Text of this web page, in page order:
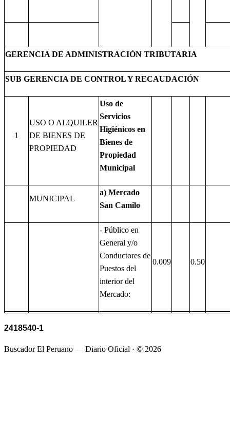
GERENCIA DE ADMINISTRACIÓN TRIBUTARIA
SUB GERENCIA DE CONTROL Y RECAUDACIÓN
1
USO O ALQUILER
DE BIENES DE
PROPIEDAD
Uso de
Servicios
Higiénicos en
Bienes de
Propiedad
Municipal
MUNICIPAL
a) Mercado
San Camilo
- Público en
General y/o
Conductores de
Puestos del
interior del
Mercado:
0.009 0.50
2418540-1
Buscador El Peruano — Diario Oficial · © 2026